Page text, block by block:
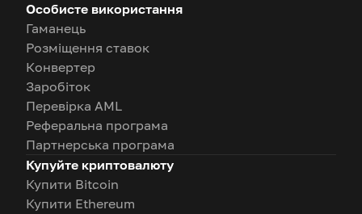
Особисте використання
Гаманець
Розміщення ставок
Конвертер
Заробіток
Перевірка AML
Реферальна програма
Партнерська програма
Купуйте криптовалюту
Купити Bitcoin
Купити Ethereum